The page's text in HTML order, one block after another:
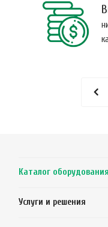
Каталог оборудования
Услуги и решения